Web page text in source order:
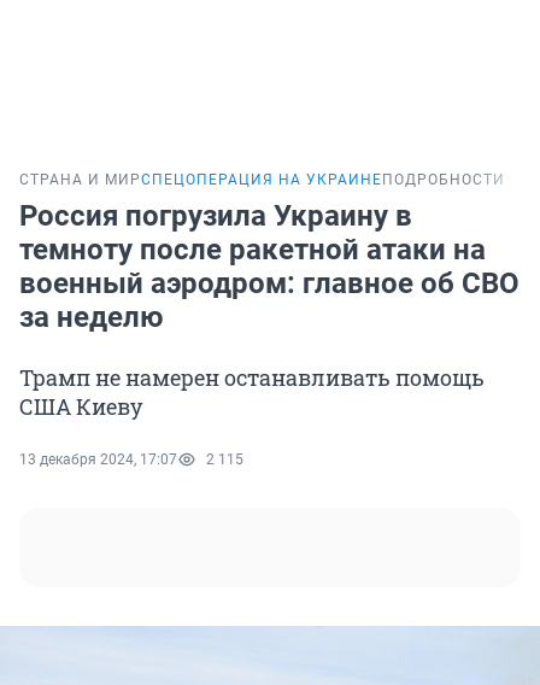
СТРАНА И МИРСПЕЦОПЕРАЦИЯ НА УКРАИНЕ ПОДРОБНОСТИ
Россия погрузила Украину в
темноту после ракетной атаки на
военный аэродром: главное об СВО
за неделю
Трамп не намерен останавливать помощь
США Киеву
13 декабря 2024, 17:07 2 115